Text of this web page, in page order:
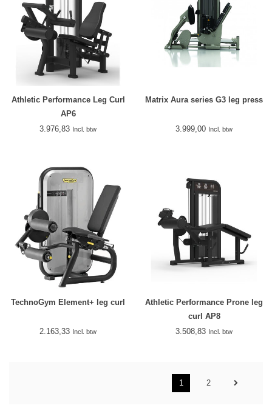
Athletic Performance Leg Curl
AP6
3.976,83 Incl. btw
Matrix Aura series G3 leg press
3.999,00 Incl. btw
TechnoGym Element+ leg curl
2.163,33 Incl. btw
Athletic Performance Prone leg
curl AP8
3.508,83 Incl. btw
1 2